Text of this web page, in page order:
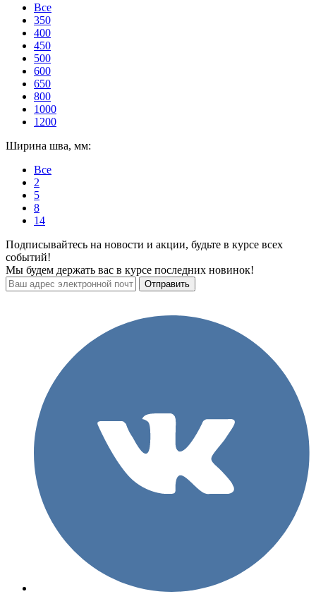
Все
350
400
450
500
600
650
800
1000
1200
Ширина шва, мм:
Все
2
5
8
14
Подписывайтесь на новости и акции, будьте в курсе всех
событий!
Мы будем держать вас в курсе последних новинок!